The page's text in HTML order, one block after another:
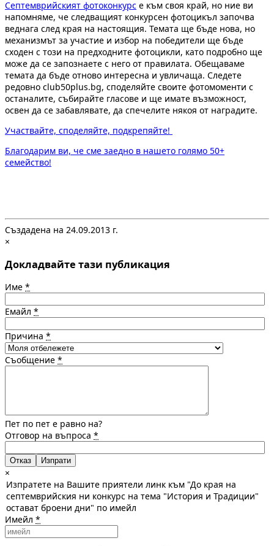
Септемврийският фотоконкурс е към своя край, но ние ви
напомняме, че следващият конкурсен фотоцикъл започва
веднага след края на настоящия. Темата ще бъде нова, но
механизмът за участие и избор на победители ще бъде
сходен с този на предходните фотоцикли, като подробно ще
може да се запознаете с него от правилата. Обещаваме
темата да бъде отново интересна и увличаща. Следете
редовно club50plus.bg, споделяйте своите фотомоменти с
останалите, събирайте гласове и ще имате възможност,
освен да се забавлявате, да спечелите някоя от наградите.
Участвайте, споделяйте, подкрепяйте!
Благодарим ви, че сме заедно в нашето голямо 50+
семейство!
Създадена на 24.09.2013 г.
×
Докладвайте тази публикация
Име *
Емайл *
Причина *
Съобщение *
Пет по пет е равно на?
Отговор на въпроса *
Отказ
×
Изпратете на Вашите приятели линк към "До края на
септемврийския ни конкурс на тема "История и Традиции"
остават броени дни" по имейл
Имейл *